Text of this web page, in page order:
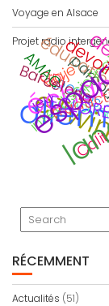
Voyage en Alsace
Projet radio
CDI
Viaje
Barcelona
jeu
AMAC
RÉCEMMENT
Actualités (51)